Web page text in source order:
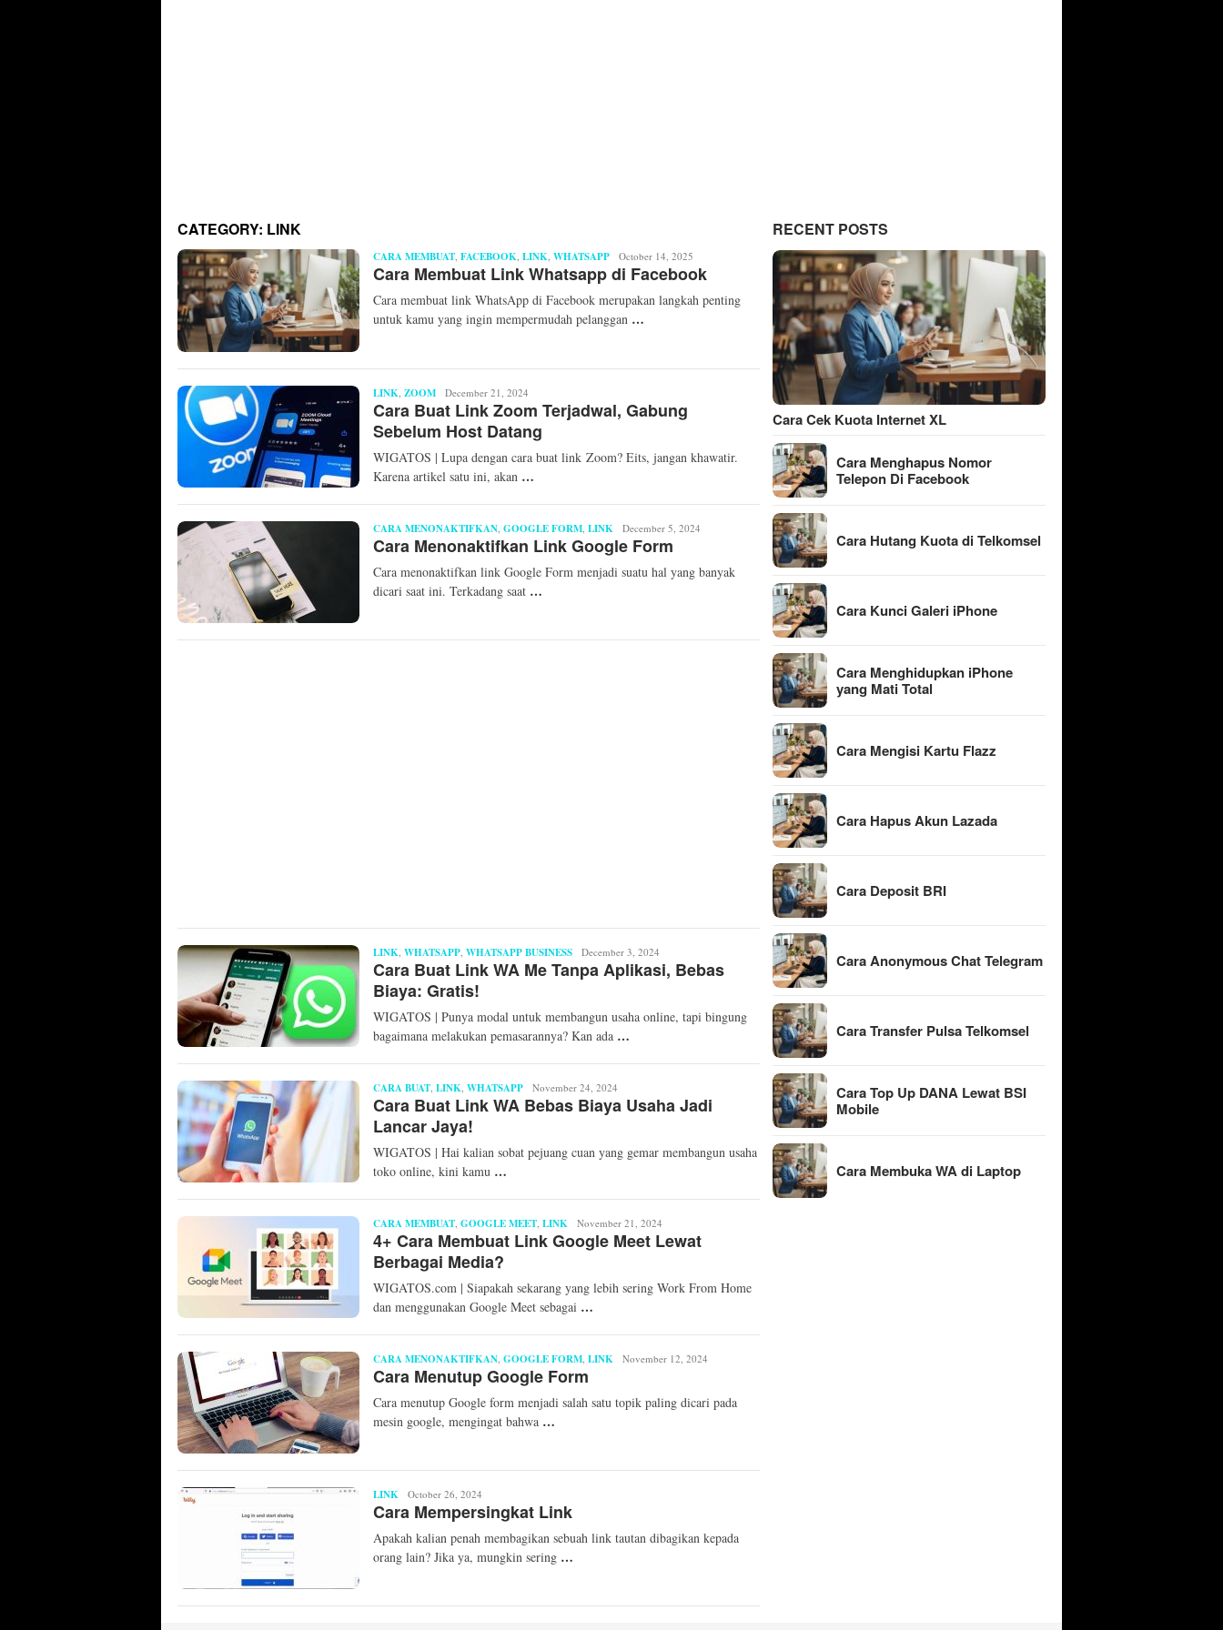
CATEGORY: LINK
CARA MEMBUAT, FACEBOOK, LINK, WHATSAPP Mita
Mellinda
October 14, 2025
Cara Membuat Link Whatsapp di Facebook
Cara membuat link WhatsApp di Facebook merupakan langkah penting
untuk kamu yang ingin mempermudah pelanggan …
LINK, ZOOM Ryzka
Damayanti
December 21, 2024
Cara Buat Link Zoom Terjadwal, Gabung
Sebelum Host Datang
WIGATOS | Lupa dengan cara buat link Zoom? Eits, jangan khawatir.
Karena artikel satu ini, akan …
CARA MENONAKTIFKAN, GOOGLE FORM, LINK Andhika
Yoga
December 5, 2024
Cara Menonaktifkan Link Google Form
Cara menonaktifkan link Google Form menjadi suatu hal yang banyak
dicari saat ini. Terkadang saat …
LINK, WHATSAPP, WHATSAPP BUSINESS Ryzka
Damayanti
December 3, 2024
Cara Buat Link WA Me Tanpa Aplikasi, Bebas
Biaya: Gratis!
WIGATOS | Punya modal untuk membangun usaha online, tapi bingung
bagaimana melakukan pemasarannya? Kan ada …
CARA BUAT, LINK, WHATSAPP Ryzka
Damayanti
November 24, 2024
Cara Buat Link WA Bebas Biaya Usaha Jadi
Lancar Jaya!
WIGATOS | Hai kalian sobat pejuang cuan yang gemar membangun usaha
toko online, kini kamu …
CARA MEMBUAT, GOOGLE MEET, LINK A'ty
Faiza
November 21, 2024
4+ Cara Membuat Link Google Meet Lewat
Berbagai Media?
WIGATOS.com | Siapakah sekarang yang lebih sering Work From Home
dan menggunakan Google Meet sebagai …
CARA MENONAKTIFKAN, GOOGLE FORM, LINK Andhika
November 12, 2024
Cara Menutup Google Form
Cara menutup Google form menjadi salah satu topik paling dicari pada
mesin google, mengingat bahwa …
LINK Mita
Mellinda
October 26, 2024
Cara Mempersingkat Link
Apakah kalian penah membagikan sebuah link tautan dibagikan kepada
orang lain? Jika ya, mungkin sering …
RECENT POSTS
Cara Cek Kuota Internet XL
Cara Menghapus Nomor
Telepon Di Facebook
Cara Hutang Kuota di Telkomsel
Cara Kunci Galeri iPhone
Cara Menghidupkan iPhone
yang Mati Total
Cara Mengisi Kartu Flazz
Cara Hapus Akun Lazada
Cara Deposit BRI
Cara Anonymous Chat Telegram
Cara Transfer Pulsa Telkomsel
Cara Top Up DANA Lewat BSI
Mobile
Cara Membuka WA di Laptop